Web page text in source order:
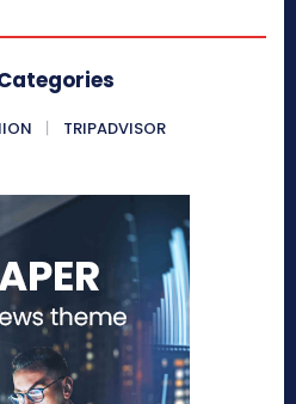
TRIPADVISOR